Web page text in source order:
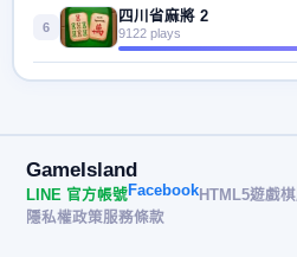
6
四川省麻將 2
9122 plays
GameIsland
LINE 官方帳號FacebookHTML5遊戲
隱私權政策服務條款